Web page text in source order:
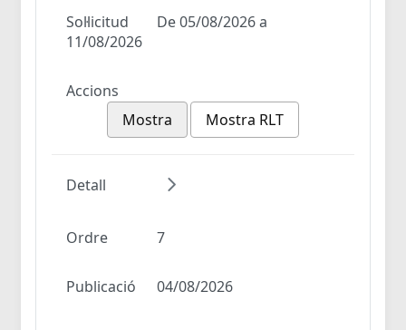
Sol·licitud
De 05/08/2026 a
11/08/2026
Accions
Mostra
Mostra RLT
Detall
Ordre 7
Publicació 04/08/2026